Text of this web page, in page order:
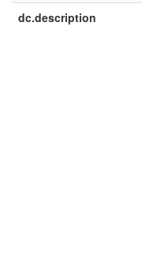
dc.description